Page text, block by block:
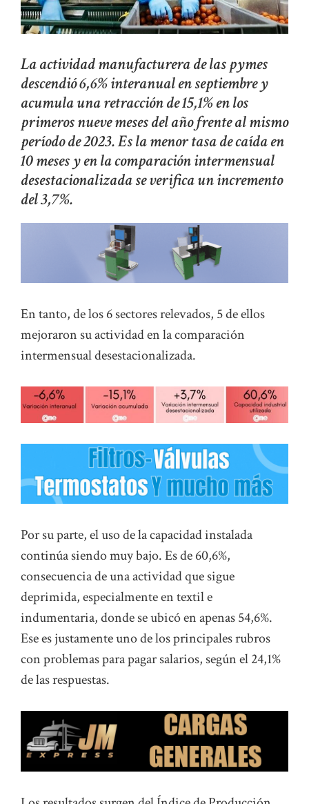
La actividad manufacturera de las pymes
descendió 6,6% interanual en septiembre y
acumula una retracción de 15,1% en los
primeros nueve meses del año frente al mismo
período de 2023. Es la menor tasa de caída en
10 meses y en la comparación intermensual
desestacionalizada se verifica un incremento
del 3,7%.
En tanto, de los 6 sectores relevados, 5 de ellos
mejoraron su actividad en la comparación
intermensual desestacionalizada.
Por su parte, el uso de la capacidad instalada
continúa siendo muy bajo. Es de 60,6%,
consecuencia de una actividad que sigue
deprimida, especialmente en textil e
indumentaria, donde se ubicó en apenas 54,6%.
Ese es justamente uno de los principales rubros
con problemas para pagar salarios, según el 24,1%
de las respuestas.